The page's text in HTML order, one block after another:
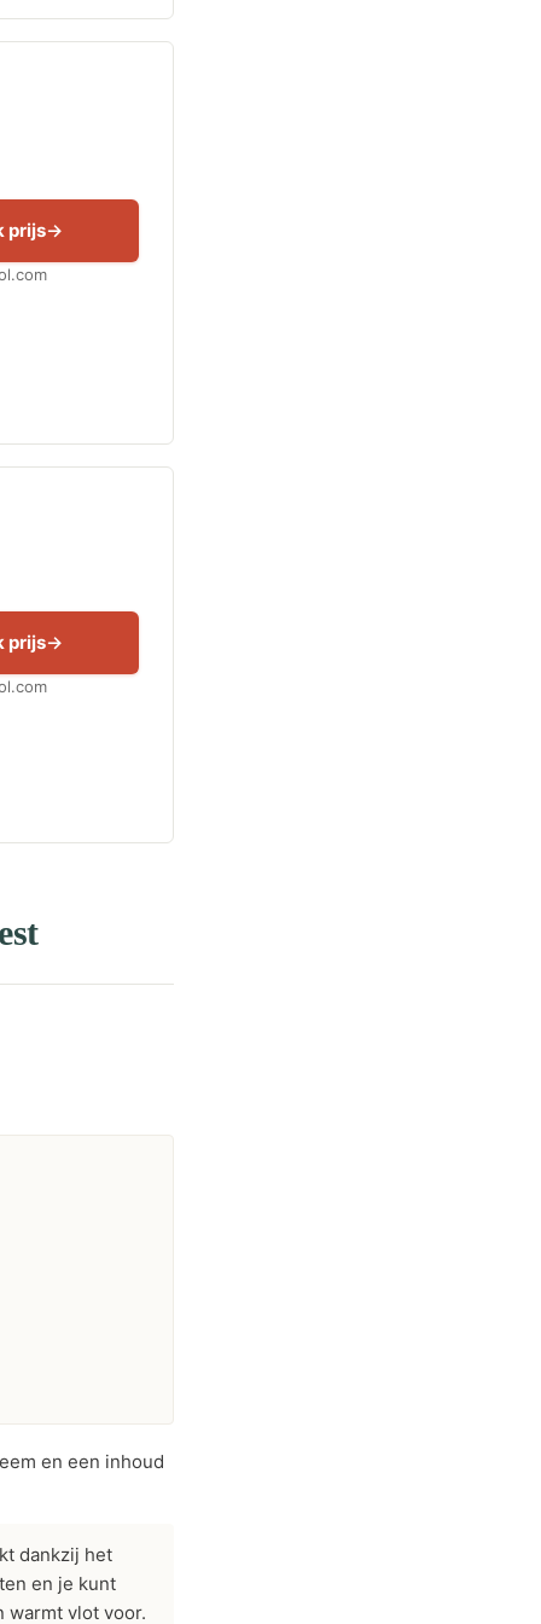
prijs
prijs
en een inhoud
dankzij het
en je kunt
warmt vlot voor.